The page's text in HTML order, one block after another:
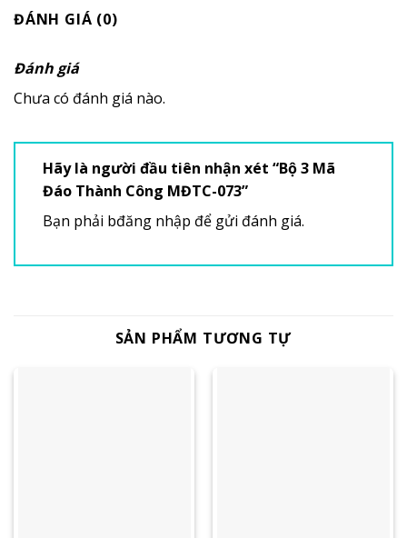
ĐÁNH GIÁ (0)
Đánh giá
Chưa có đánh giá nào.
Hãy là người đầu tiên nhận xét “Bộ 3 Mã
Đáo Thành Công MĐTC-073”
Bạn phải bđăng nhập để gửi đánh giá.
SẢN PHẨM TƯƠNG TỰ